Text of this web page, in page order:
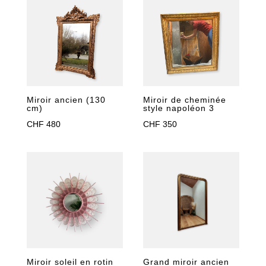
Miroir ancien (130
cm)
CHF 480
Miroir de cheminée
style napoléon 3
CHF 350
Miroir soleil en rotin
Grand miroir ancien